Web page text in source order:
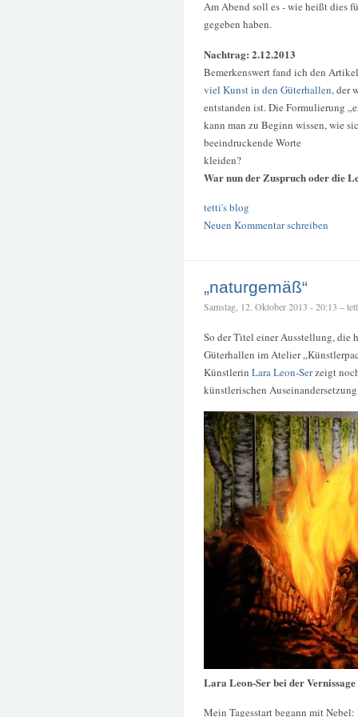
Am Abend soll es - wie heißt dies
gegeben haben.
Nachtrag: 2.12.2013
Bemerkenswert fand ich den
viel Kunst in den Güterhallen, der
entstanden ist. Die Formulierung
kann man zu Beginn wissen, wie
beeindruckende Worte
kleiden?
War nun der Zuspruch oder die
tetti's blog
Neuen Kommentar schreiben
„naturgemäß“
Samstag, 12. Oktober 2013 - 20:13 –
So der Titel einer Ausstellung, die
Güterhallen im Atelier
Künstlerin Lara Leon-Serzeigt
künstlerischen
Lara Leon-Ser bei der
Mein Tagesstart begann mit